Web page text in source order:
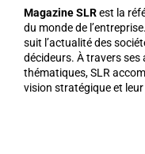
Magazine SLRest la
du monde de
suit l’actualité des
décideurs. À travers
thématiques, SLR
vision stratégique et